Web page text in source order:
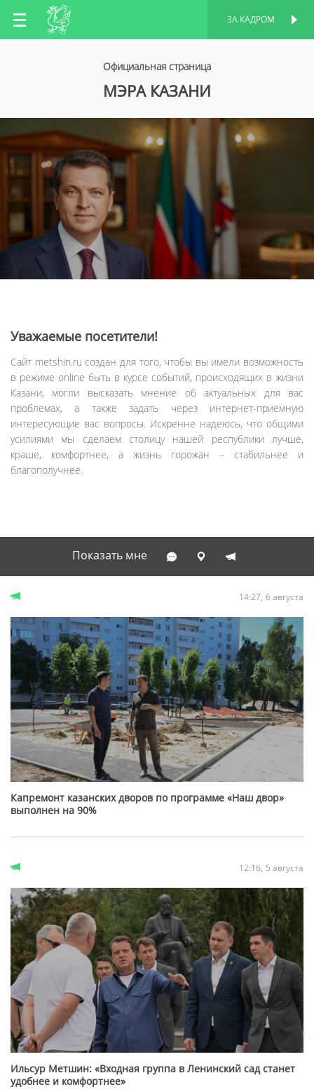
RU ЗА КАДРОМ
Официальная страница
МЭРА КАЗАНИ
Уважаемые посетители!
Сайт metshin.ru создан для того, чтобы вы имели возможность
в режиме online быть в курсе событий, происходящих в жизни
Казани, могли высказать мнение об актуальных для вас
проблемах, а также задать через интернет-приемную
интересующие вас вопросы. Искренне надеюсь, что общими
усилиями мы сделаем столицу нашей республики лучше,
краше, комфортнее, а жизнь горожан – стабильнее и
благополучнее.
Показать мне
14:27 6 августа
Капремонт казанских дворов по программе «Наш двор»
выполнен на 90%
12:16 5 августа
Ильсур Метшин: «Входная группа в Ленинский сад станет
удобнее и комфортнее»
ПЕРСОНАЛЬНАЯ